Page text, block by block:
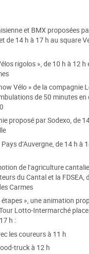
et BMX proposées
de 14 h à 17 h au square
rigolos », de 10 h à 12 h
Vélo » de la compagnie
de 50 minutes en
proposé par Sodexo, de
d’Auvergne, de 14 h à
de l’agriculture
du Cantal et la FDSEA,
Carmes
étapes », une animation
Lotto-Intermarché place
h :
les coureurs à 11 h
truck à 12 h